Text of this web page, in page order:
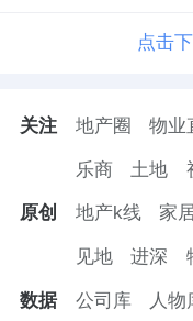
点击
关注 地产圈 物业
乐商 土地
原创 地产k线 家
见地 进深
数据 公司库 人物